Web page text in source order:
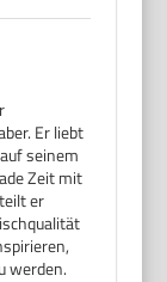
Er liebt
seinem
Zeit mit
er
werden.